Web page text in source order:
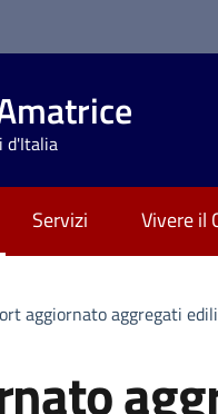
d'Italia
Servizi Vivere il
aggiornato aggregati